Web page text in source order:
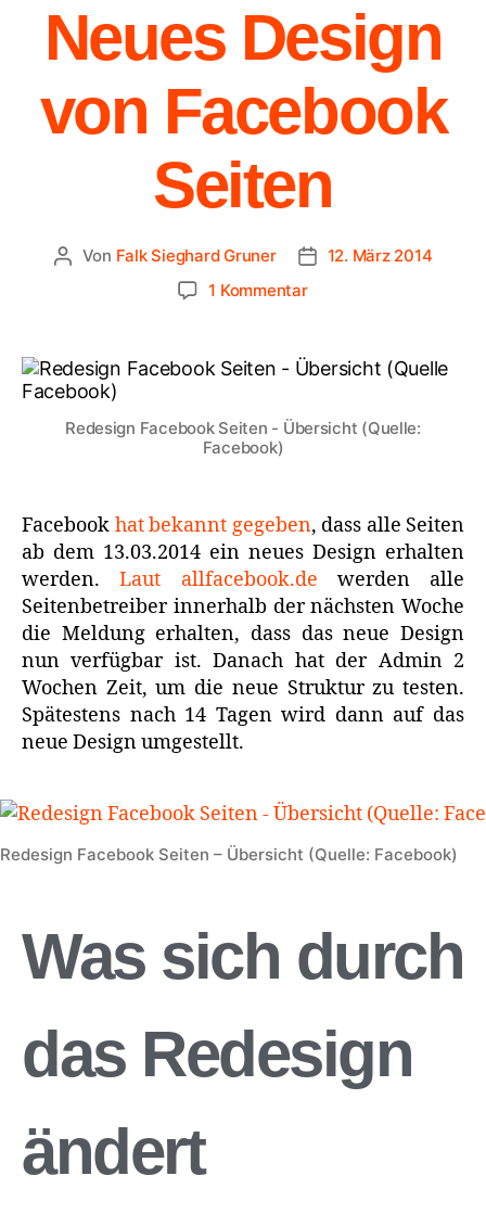
Neues Design
von Facebook
Seiten
Von Falk Sieghard Gruner
12. März 2014
1 Kommentar
Redesign Facebook Seiten - Übersicht (Quelle:
Facebook)
Facebook hat bekannt gegeben, dass alle Seiten
ab dem 13.03.2014 ein neues Design erhalten
werden.Laut allfacebook.de werden alle
Seitenbetreiber innerhalb der nächsten Woche
die Meldung erhalten, dass das neue Design
nun verfügbar ist. Danach hat der Admin 2
Wochen Zeit, um die neue Struktur zu testen.
Spätestens nach 14 Tagen wird dann auf das
neue Design umgestellt.
Redesign Facebook Seiten – Übersicht (Quelle: Facebook)
Was sich durch
das Redesign
ändert